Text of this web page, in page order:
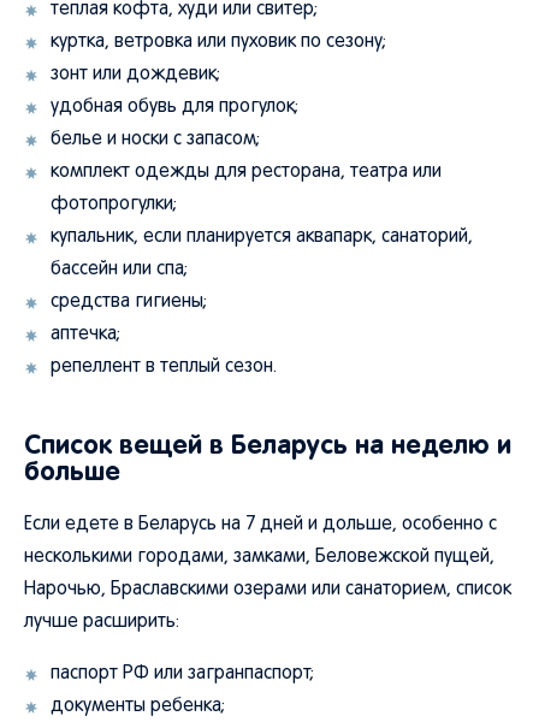
теплая кофта, худи или свитер;
куртка, ветровка или пуховик по сезону;
зонт или дождевик;
удобная обувь для прогулок;
белье и носки с запасом;
комплект одежды для ресторана, театра или
фотопрогулки;
купальник, если планируется аквапарк, санаторий,
бассейн или спа;
средства гигиены;
аптечка;
репеллент в теплый сезон.
Список вещей в Беларусь на неделю и
больше
Если едете в Беларусь на 7 дней и дольше, особенно с
несколькими городами, замками, Беловежской пущей,
Нарочью, Браславскими озерами или санаторием, список
лучше расширить:
паспорт РФ или загранпаспорт;
документы ребенка;